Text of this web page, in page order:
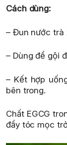
Cách dùng:
– Đun nước trà
– Dùng để gội
– Kết hợp
bên trong.
Chất EGCG
đẩy tóc mọc